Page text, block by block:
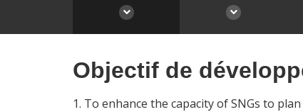
Objectif de
1. To enhance the capacity of SNGs to